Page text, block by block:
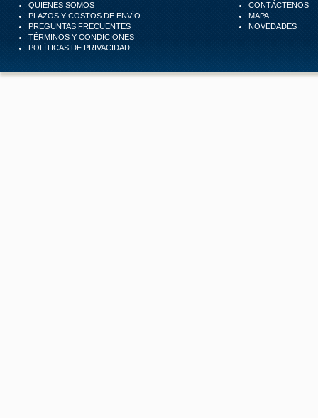
QUIENES SOMOS
PLAZOS Y COSTOS DE ENVÍO
PREGUNTAS FRECUENTES
TÉRMINOS Y CONDICIONES
POLÍTICAS DE PRIVACIDAD
CONTÁCTENOS
MAPA
NOVEDADES